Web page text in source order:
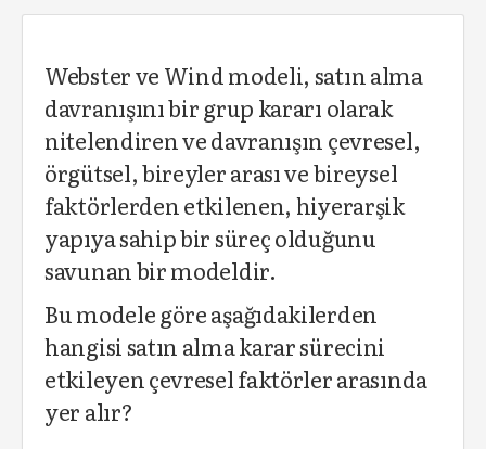
Webster ve Wind modeli, satın alma
davranışını bir grup kararı olarak
nitelendiren ve davranışın çevresel,
örgütsel, bireyler arası ve bireysel
faktörlerden etkilenen, hiyerarşik
yapıya sahip bir süreç olduğunu
savunan bir modeldir.
Bu modele göre aşağıdakilerden
hangisi satın alma karar sürecini
etkileyen çevresel faktörler arasında
yer alır?